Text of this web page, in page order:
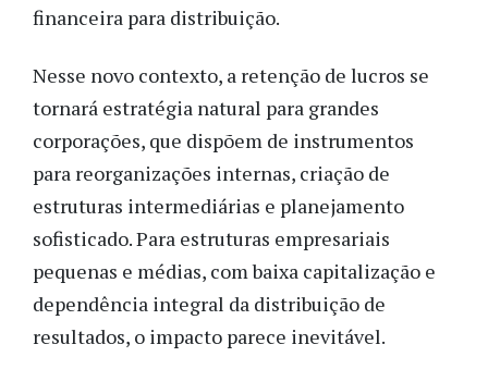
financeira para distribuição.
Nesse novo contexto, a retenção de lucros se
tornará estratégia natural para grandes
corporações, que dispõem de instrumentos
para reorganizações internas, criação de
estruturas intermediárias e planejamento
sofisticado. Para estruturas empresariais
pequenas e médias, com baixa capitalização e
dependência integral da distribuição de
resultados, o impacto parece inevitável.